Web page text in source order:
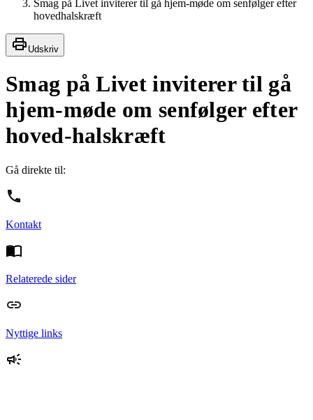
Smag på Livet inviterer til gå hjem-møde om senfølger efter
hovedhalskræft
Udskriv
Smag på Livet inviterer til gå
hjem-møde om senfølger efter
hoved-halskræft
Gå direkte til:
Kontakt
Relaterede sider
Nyttige links